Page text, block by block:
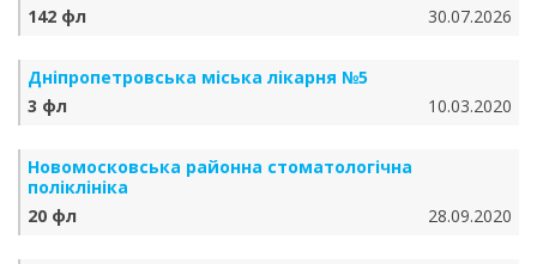
142 фл
30.07.2026
Дніпропетровська міська лікарня №5
3 фл
10.03.2020
Новомосковська районна стоматологічна
поліклініка
20 фл
28.09.2020